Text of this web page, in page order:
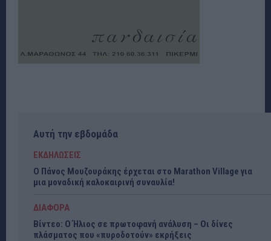
Αυτή την εβδομάδα
ΕΚΔΗΛΩΣΕΙΣ
Ο Πάνος Μουζουράκης έρχεται στο Marathon Village για
μια μοναδική καλοκαιρινή συναυλία!
ΔΙΑΦΟΡΑ
Βίντεο: Ο Ήλιος σε πρωτοφανή ανάλυση – Οι δίνες
πλάσματος που «πυροδοτούν» εκρήξεις